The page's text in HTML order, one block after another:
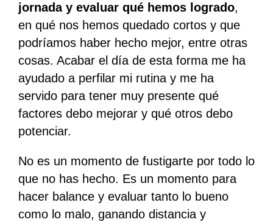
jornada y evaluar qué hemos logrado,
en qué nos hemos quedado cortos y que
podríamos haber hecho mejor, entre otras
cosas. Acabar el día de esta forma me ha
ayudado a perfilar mi rutina y me ha
servido para tener muy presente qué
factores debo mejorar y qué otros debo
potenciar.
No es un momento de fustigarte por todo lo
que no has hecho. Es un momento para
hacer balance y evaluar tanto lo bueno
como lo malo, ganando distancia y